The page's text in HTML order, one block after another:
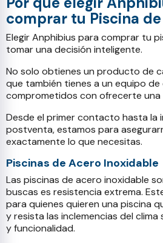
comprar tu Piscina
Elegir Anphibius para comprar tu
tomar una decisión inteligente.
No solo obtienes un producto de
que también tienes a un equipo
comprometidos con ofrecerte una
Desde el primer contacto hasta la
postventa, estamos para
exactamente lo que necesitas.
Piscinas de Acero Inoxidable​
Las piscinas de acero inoxidable
buscas es resistencia extrema.
para quienes quieren una piscina
y resista las inclemencias del
y funcionalidad.